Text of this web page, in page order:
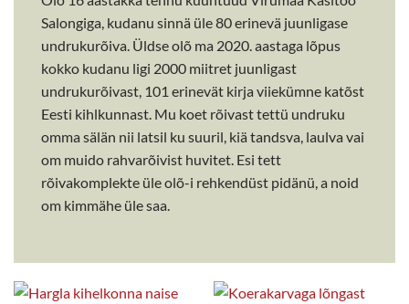
Salongiga, kudanu sinnä üle 80 erinevä juunligase
undrukurõiva. Üldse olõ ma 2020. aastaga lõpus
kokko kudanu ligi 2000 miitret juunligast
undrukurõivast, 101 erinevät kirja viiekümne katõst
Eesti kihlkunnast. Mu koet rõivast tettü undruku
omma sälän nii latsil ku suuril, kiä tandsva, laulva vai
om muido rahvarõivist huvitet. Esi tett
rõivakomplekte üle olõ-i rehkendüst pidänü, a noid
om kimmähe üle saa.